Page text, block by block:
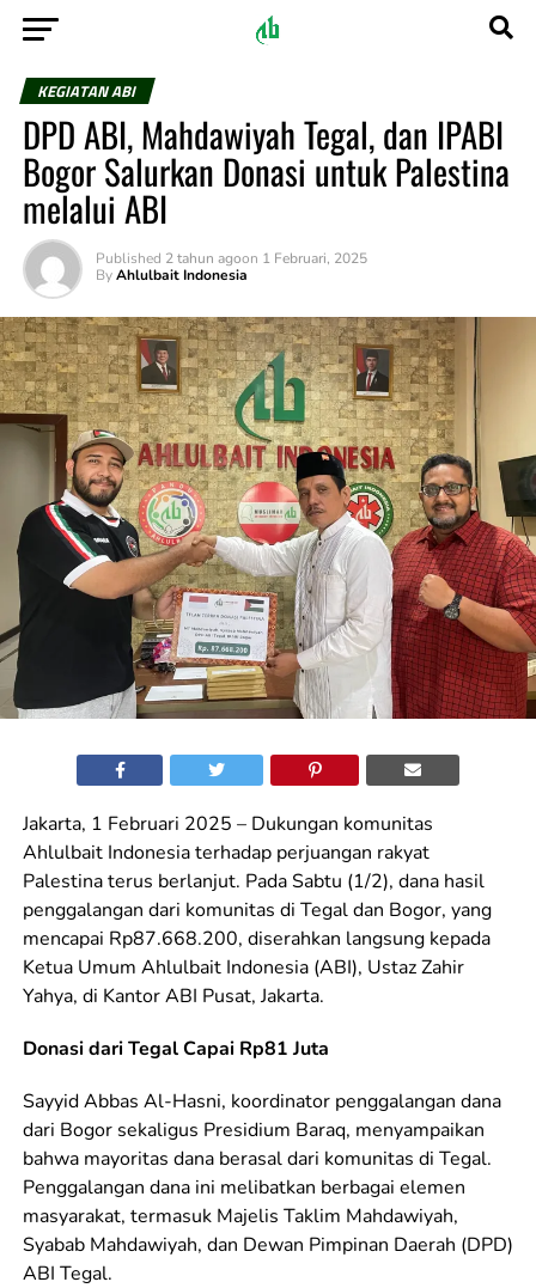
KEGIATAN ABI
DPD ABI, Mahdawiyah Tegal, dan IPABI
Bogor Salurkan Donasi untuk Palestina
melalui ABI
Published 2 tahun agoon 1 Februari, 2025
By Ahlulbait Indonesia
Jakarta, 1 Februari 2025 – Dukungan komunitas
Ahlulbait Indonesia terhadap perjuangan rakyat
Palestina terus berlanjut. Pada Sabtu (1/2), dana hasil
penggalangan dari komunitas di Tegal dan Bogor, yang
mencapai Rp87.668.200, diserahkan langsung kepada
Ketua Umum Ahlulbait Indonesia (ABI), Ustaz Zahir
Yahya, di Kantor ABI Pusat, Jakarta.
Donasi dari Tegal Capai Rp81 Juta
Sayyid Abbas Al-Hasni, koordinator penggalangan dana
dari Bogor sekaligus Presidium Baraq, menyampaikan
bahwa mayoritas dana berasal dari komunitas di Tegal.
Penggalangan dana ini melibatkan berbagai elemen
masyarakat, termasuk Majelis Taklim Mahdawiyah,
Syabab Mahdawiyah, dan Dewan Pimpinan Daerah (DPD)
ABI Tegal.